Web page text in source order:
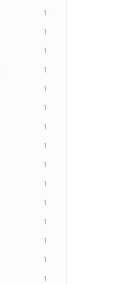
1
1
1
1
1
1
1
1
1
1
1
1
1
1
1